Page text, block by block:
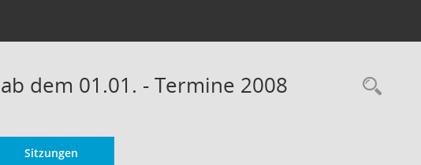
dem 01.01. - Termine 2008
Sitzungen